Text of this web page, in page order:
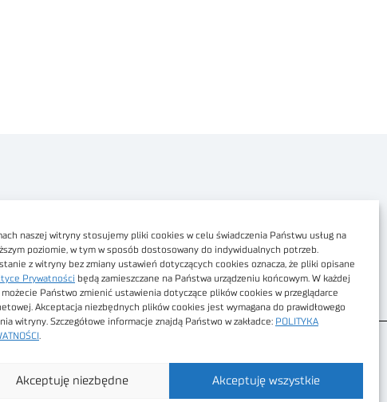
naszej witryny stosujemy pliki cookies w celu świadczenia Państwu usług na
poziomie, w tym w sposób dostosowany do indywidualnych potrzeb.
z witryny bez zmiany ustawień dotyczących cookies oznacza, że pliki opisane
Prywatności będą zamieszczane na Państwa urządzeniu końcowym. W każdej
Państwo zmienić ustawienia dotyczące plików cookies w przeglądarce
Akceptacja niezbędnych plików cookies jest wymagana do prawidłowego
witryny. Szczegółowe informacje znajdą Państwo w zakładce: POLITYKA
Akceptuję wszystkie
Akceptuję niezbędne
Dostępność cyfrowa
Regulamin Portalu
Regulamin sklepu